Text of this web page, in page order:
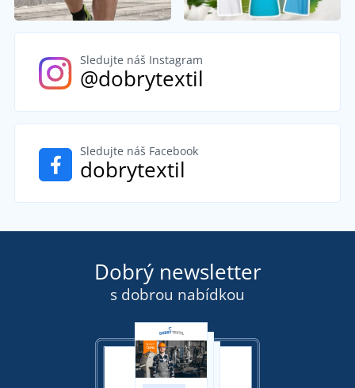
Sledujte náš Instagram
@dobrytextil
Sledujte náš Facebook
dobrytextil
Dobrý newsletter
s dobrou nabídkou